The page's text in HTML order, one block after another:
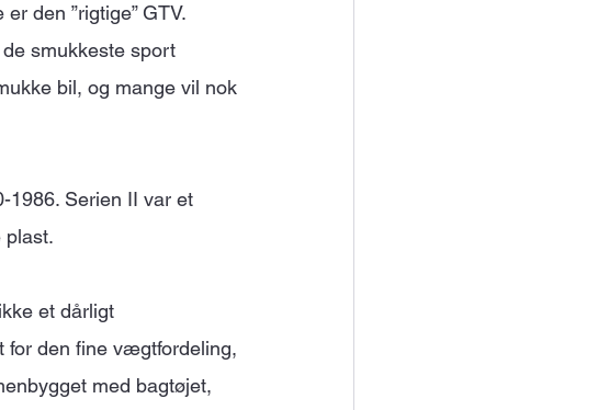
den ”rigtige” GTV.
smukkeste sport
bil, og mange vil nok
1986. Serien II var et
plast.
et dårligt
for den fine vægtfordeling,
med bagtøjet,